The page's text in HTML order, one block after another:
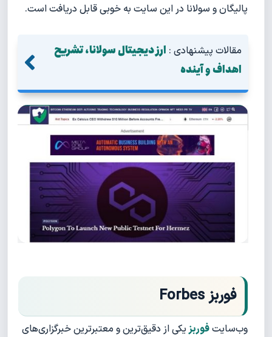
پالیگان و سولانا در این سایت به خوبی قابل دریافت است.
مقالات پیشنهادی : ارز دیجیتال سولانا، تشریح
اهداف و آینده
فوربز Forbes
وب‌سایتفوربز یکی از دقیق‌ترین و معتبرترین خبرگزاری‌های